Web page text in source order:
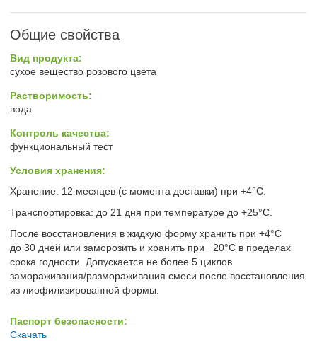
Общие свойства
Вид продукта:
сухое вещество розового цвета
Растворимость:
вода
Контроль качества:
функциональный тест
Условия хранения:
Хранение: 12 месяцев (с момента доставки) при +4°C.
Транспортировка: до 21 дня при температуре до +25°С.
После восстановления в жидкую форму хранить при +4°С
до 30 дней или заморозить и хранить при −20°С в пределах
срока годности. Допускается не более 5 циклов
замораживания/размораживания смеси после восстановления
из лиофилизированной формы.
Паспорт безопасности:
Скачать